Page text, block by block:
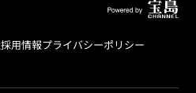
採用情報プライバシーポリシー